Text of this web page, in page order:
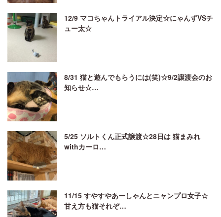
12/9 マコちゃんトライアル決定☆にゃんずVSチ
ュー太☆
8/31 猫と遊んでもらうには(笑)☆9/2譲渡会のお
知らせ☆…
5/25 ソルトくん正式譲渡☆28日は 猫まみれ
withカーロ…
11/15 すやすやあーしゃんとニャンプロ女子☆
甘え方も猫それぞ…